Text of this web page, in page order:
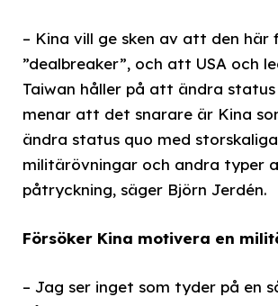
– Kina vill ge sken av att den här
”dealbreaker”, och att USA och
Taiwan håller på att ändra
menar att det snarare är Kina
ändra status quo med storskaliga
militärövningar och andra typer
påtryckning, säger Björn Jerdén.
Försöker Kina motivera en
– Jag ser inget som tyder på en